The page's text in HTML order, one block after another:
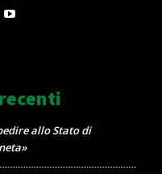
allo Stato di